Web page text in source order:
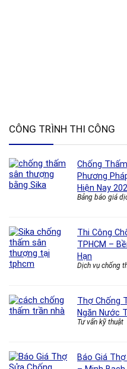
CÔNG TRÌNH THI CÔNG
Chống
Phương
Hiện Nay
Bảng báo giá
Thi Công
TPHCM –
Hạn
Dịch vụ chống
Thợ Chống
Ngăn Nước
Tư vấn kỹ thuật
Báo Giá